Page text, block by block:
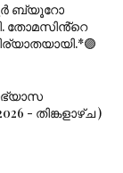
ബ്യൂറോ
തോമസിൻ്റെ
- തിങ്കളാഴ്ച )